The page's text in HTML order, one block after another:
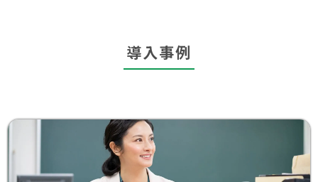
導入事例